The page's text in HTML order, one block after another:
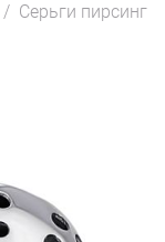
/ Серьги пирсинг